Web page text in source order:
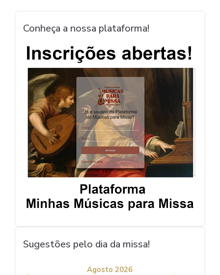
Conheça a nossa plataforma!
Sugestões pelo dia da missa!
Agosto 2026